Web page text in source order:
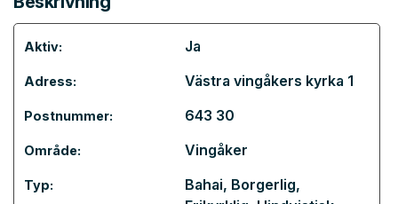
Aktiv: Ja
Adress: Västra vingåkers kyrka 1
Postnummer: 643 30
Område: Vingåker
Typ: Bahai, Borgerlig,